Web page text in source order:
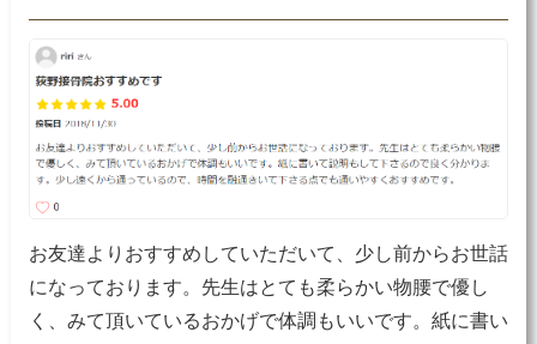
お友達よりおすすめしていただいて、少し前からお世話
になっております。先生はとても柔らかい物腰で優し
く、みて頂いているおかげで体調もいいです。紙に書い